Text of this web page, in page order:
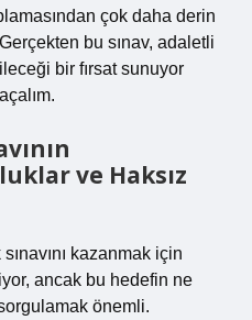
çok daha derin
bu sınav, adaletli
bir fırsat sunuyor
ve Haksız
kazanmak için
ancak bu hedefin ne
önemli.